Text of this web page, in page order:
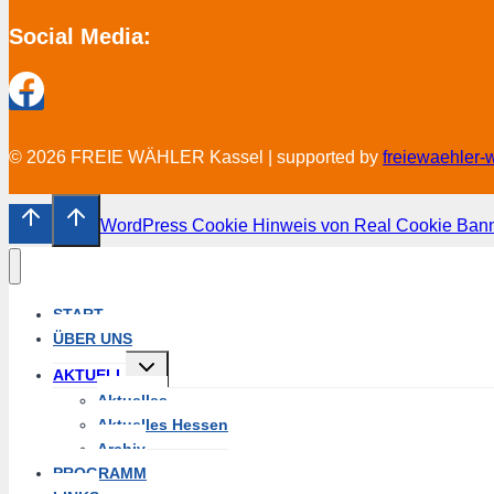
Social Media:
© 2026 FREIE WÄHLER Kassel | supported by freiewaehler-
WordPress Cookie Hinweis von Real Cookie
START
ÜBER UNS
AKTUELL
Untermenü
umschalten
Aktuelles
Aktuelles Hessen
Archiv
PROGRAMM